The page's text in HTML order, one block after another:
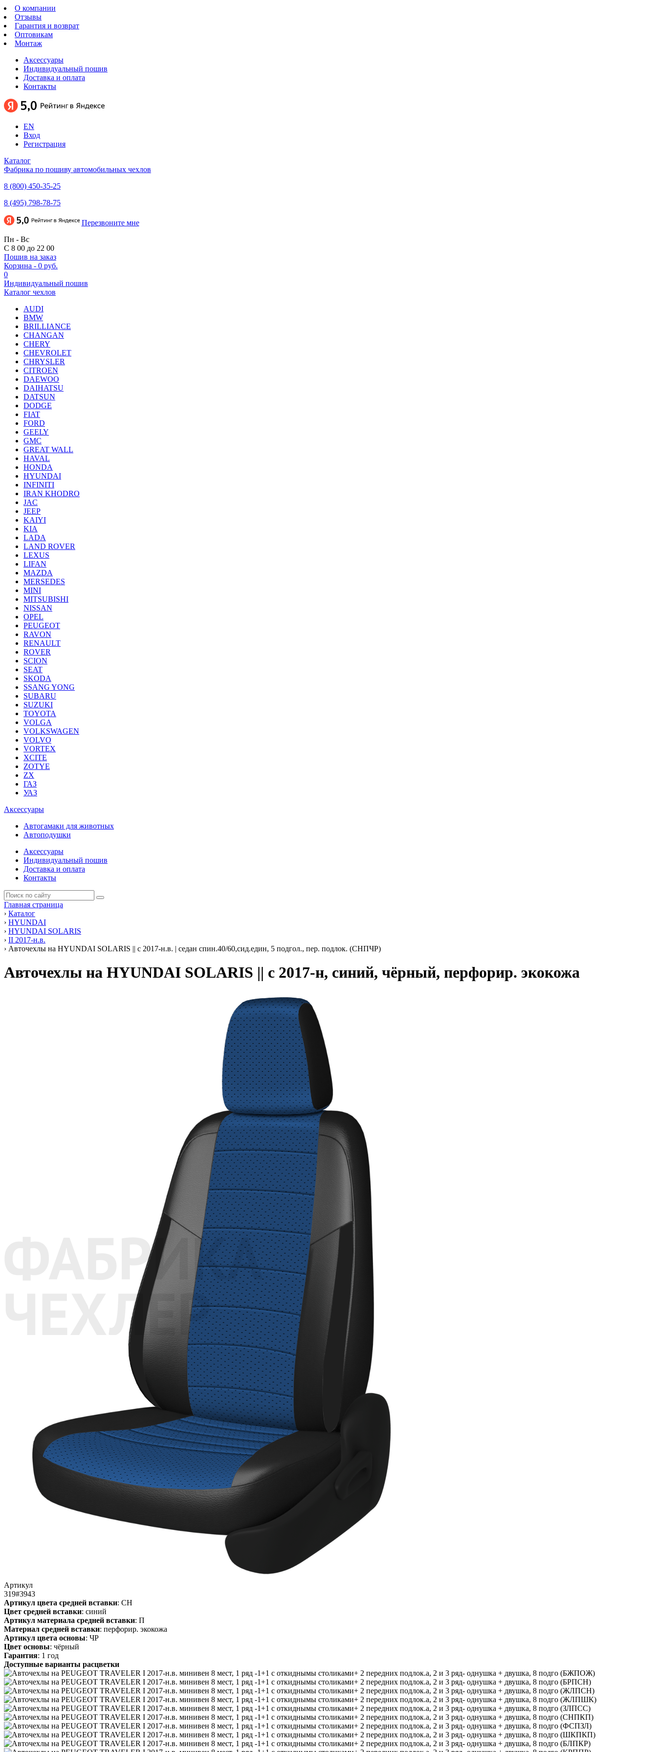
О компании
Отзывы
Гарантия и возврат
Оптовикам
Монтаж
Аксессуары
Индивидуальный пошив
Доставка и оплата
Контакты
EN
Вход
Регистрация
Каталог
Фабрика по пошиву автомобильных чехлов
8 (800) 450-35-25
8 (495) 798-78-75
Перезвоните мне
Пн - Вс
С 8 00 до 22 00
Пошив на заказ
Корзина - 0 руб.
0
Индивидуальный пошив
Каталог чехлов
AUDI
BMW
BRILLIANCE
CHANGAN
CHERY
CHEVROLET
CHRYSLER
CITROEN
DAEWOO
DAIHATSU
DATSUN
DODGE
FIAT
FORD
GEELY
GMC
GREAT WALL
HAVAL
HONDA
HYUNDAI
INFINITI
IRAN KHODRO
JAC
JEEP
KAIYI
KIA
LADA
LAND ROVER
LEXUS
LIFAN
MAZDA
MERSEDES
MINI
MITSUBISHI
NISSAN
OPEL
PEUGEOT
RAVON
RENAULT
ROVER
SCION
SEAT
SKODA
SSANG YONG
SUBARU
SUZUKI
TOYOTA
VOLGA
VOLKSWAGEN
VOLVO
VORTEX
XCITE
ZOTYE
ZX
ГАЗ
УАЗ
Аксессуары
Автогамаки для животных
Автоподушки
Аксессуары
Индивидуальный пошив
Доставка и оплата
Контакты
Главная страница
› Каталог
› HYUNDAI
› HYUNDAI SOLARIS
› II 2017-н.в.
› Авточехлы на HYUNDAI SOLARIS || с 2017-н.в. | седан спин.40/60,сид.един, 5 подгол., пер. подлок. (СНПЧР)
Авточехлы на HYUNDAI SOLARIS || с 2017-н, синий, чёрный, перфорир. экокожа
Артикул
319#3943
Артикул цвета средней вставки: СН
Цвет средней вставки: синий
Артикул материала средней вставки: П
Материал средней вставки: перфорир. экокожа
Артикул цвета основы: ЧР
Цвет основы: чёрный
Гарантия: 1 год
Доступные варианты расцветки